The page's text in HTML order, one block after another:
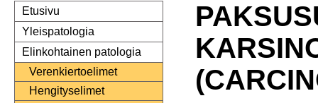
Etusivu
Yleispatologia
Elinkohtainen patologia
Verenkiertoelimet
Hengityselimet